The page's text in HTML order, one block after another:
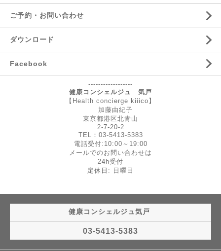
ご予約・お問い合わせ
ダウンロード
Facebook
------------------
健康コンシェルジュ 気戸
【Health concierge kiiico】
加藤由紀子
東京都港区北青山
2-7-20-2
TEL：03-5413-5383
電話受付:10:00～19:00
メールでのお問い合わせは
24h受付
定休日: 日曜日
健康コンシェルジュ気戸
03-5413-5383